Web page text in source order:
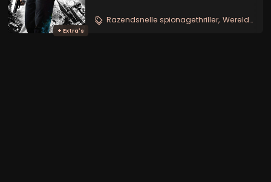
+ Extra's
Treadstonem, het ultra geheime
programma dat deze...
Razendsnelle spionagethriller Wereldwijde klopjacht